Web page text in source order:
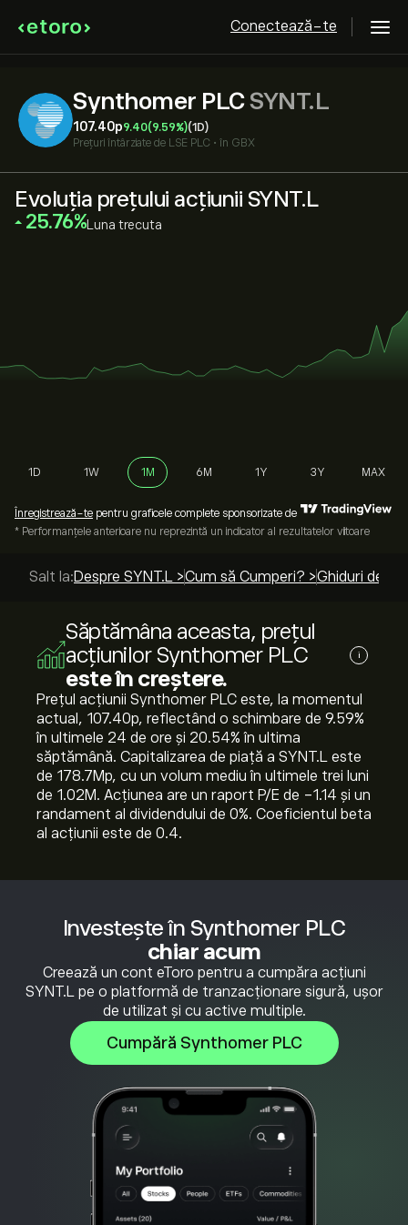
Conectează-te
Synthomer PLCSYNT.L
107.40‎p‎9.40(9.59%)(1D)
Prețuri întârziate de LSE PLC • în GBX
Investește în Synthomer PLC
chiar acum
Creează un cont eToro pentru a cumpăra acțiuni
SYNT.L pe o platformă de tranzacționare sigură, ușor
de utilizat și cu active multiple.
Cumpără Synthomer PLC
Evoluția prețului acțiunii SYNT.L
‎25.76‎ Luna trecuta
1D 1W 1M 6M 1Y 3Y MAX
Înregistrează-te pentru graficele complete sponsorizate de
* Performanțele anterioare nu reprezintă un indicator al rezultatelor viitoare
Salt la:Despre SYNT.L >Cum să Cumperi? >Ghiduri de
Săptămâna aceasta, prețul
acțiunilor Synthomer PLC
este în creștere.
i
Prețul acțiunii Synthomer PLC este, la momentul
actual, 107.40‎p‎, reflectând o schimbare de ‎9.59‎%
în ultimele 24 de ore și ‎20.54‎% în ultima
săptămână. Capitalizarea de piață a SYNT.L este
de 178.7M‎p‎, cu un volum mediu în ultimele trei luni
de 1.02M. Acțiunea are un raport P/E de -1.14 și un
randament al dividendului de 0%. Coeficientul beta
al acțiunii este de 0.4.